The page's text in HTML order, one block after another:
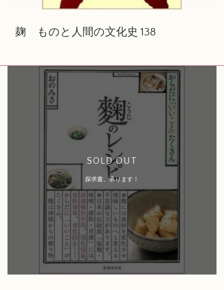
麹 ものと人間の文化史 138
SOLD OUT
探求書、承ります！